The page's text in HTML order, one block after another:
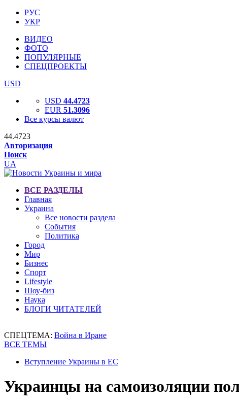
РУС
УКР
ВИДЕО
ФОТО
ПОПУЛЯРНЫЕ
СПЕЦПРОЕКТЫ
USD
USD 44.4723
EUR 51.3096
Все курсы валют
44.4723
Авторизация
Поиск
UA
ВСЕ РАЗДЕЛЫ
Главная
Украина
Все новости раздела
События
Политика
Город
Мир
Бизнес
Спорт
Lifestyle
Шоу-биз
Наука
БЛОГИ ЧИТАТЕЛЕЙ
СПЕЦТЕМА: Война в Иране
ВСЕ ТЕМЫ
Вступление Украины в ЕС
Украинцы на самоизоляции